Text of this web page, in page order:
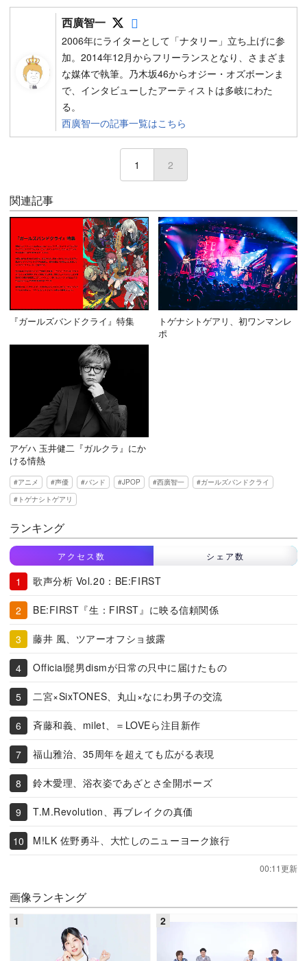
西廣智一 Follow on SNS
2006年にライターとして「ナタリー」立ち上げに参
加。2014年12月からフリーランスとなり、さまざま
な媒体で執筆。乃木坂46からオジー・オズボーンま
で、インタビューしたアーティストは多岐にわた
る。
西廣智一の記事一覧はこちら
1 2
関連記事
『ガールズバンドクライ』特集
トゲナシトゲアリ、初ワンマンレ
ポ
アゲハ 玉井健二『ガルクラ』にか
ける情熱
アニメ 声優 バンド JPOP 西廣智一
ガールズバンドクライ
トゲナシトゲアリ
ランキング
アクセス数 シェア数
歌声分析 Vol.20：BE:FIRST
BE:FIRST『生：FIRST』に映る信頼関係
藤井 風、ツアーオフショ披露
Official髭男dismが日常の只中に届けたもの
二宮×SixTONES、丸山×なにわ男子の交流
斉藤和義、milet、＝LOVEら注目新作
福山雅治、35周年を超えても広がる表現
鈴木愛理、浴衣姿であざとさ全開ポーズ
T.M.Revolution、再ブレイクの真価
M!LK 佐野勇斗、大忙しのニューヨーク旅行
00:11更新
画像ランキング